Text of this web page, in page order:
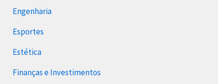
Engenharia
Esportes
Estética
Finanças e Investimentos